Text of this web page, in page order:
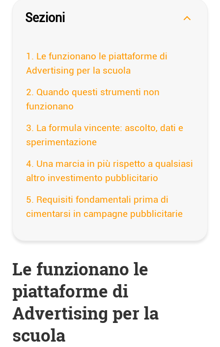
Sezioni
Le funzionano le piattaforme di
Advertising per la scuola
Quando questi strumenti non
funzionano
La formula vincente: ascolto, dati e
sperimentazione
Una marcia in più rispetto a qualsiasi
altro investimento pubblicitario
Requisiti fondamentali prima di
cimentarsi in campagne pubblicitarie
Le funzionano le
piattaforme di
Advertising per la
scuola